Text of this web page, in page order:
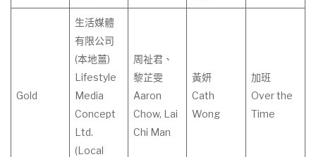
Gold
生活媒體
有限公司
(本地薑)
Lifestyle
Media
Concept
Ltd.
(Local
周祉君、
黎芷雯
Aaron
Chow, Lai
Chi Man
黃妍
Cath
Wong
加班
Over the
Time